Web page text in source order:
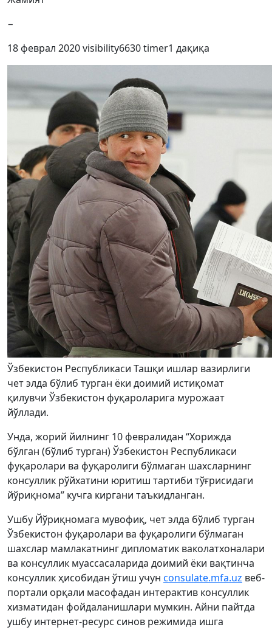
−
18 феврал 2020visibility6630timer1 дақиқа
Ўзбекистон Республикаси Ташқи ишлар вазирлиги
чет элда бўлиб турган ёки доимий истиқомат
қилувчи Ўзбекистон фуқароларига мурожаат
йўллади.
Унда, жорий йилнинг 10 февралидан “Хорижда
бўлган (бўлиб турган) Ўзбекистон Республикаси
фуқаролари ва фуқаролиги бўлмаган шахсларнинг
консуллик рўйхатини юритиш тартиби тўғрисидаги
йўриқнома” кучга киргани таъкидланган.
Ушбу Йўриқномага мувофиқ, чет элда бўлиб турган
Ўзбекистон фуқаролари ва фуқаролиги бўлмаган
шахслар мамлакатнинг дипломатик ваколатхоналари
ва консуллик муассасаларида доимий ёки вақтинча
консуллик ҳисобидан ўтиш учун consulate.mfa.uz веб-
портали орқали масофадан интерактив консуллик
хизматидан фойдаланишлари мумкин. Айни пайтда
ушбу интернет-ресурс синов режимида ишга